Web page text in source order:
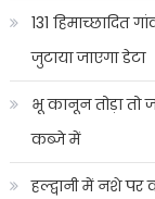
131
जुटाया जाएगा डेटा
भू कानून तोड़ा तो
कब्जे में
हल्द्वानी में नशे